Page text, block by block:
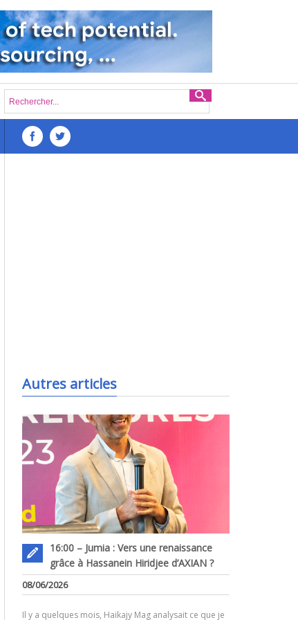
Défis du lancement d’une startup numérique à
Autres articles
16:00 – Jumia : Vers une renaissance
grâce à Hassanein Hiridjee d’AXIAN ?
08/06/2026
Il y a quelques mois, Haikajy Mag analysait ce que je